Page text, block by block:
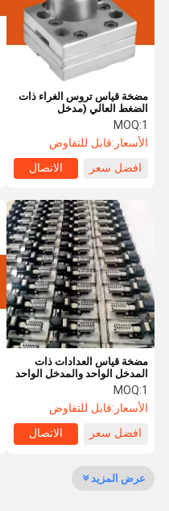
منزل المنتجات
ضبط الجودة اتصل بنا
مضخة تدوير المياه
مضخة قياس تروس الغراء ذات
الضغط العالي (مدخل
لجرعات السوائل الصناعية
MOQ:1
الأسعار:قابل للتفاوض
افضل سعر
الاتصال
مضخة قياس العدادات ذات
المدخل الواحد والمدخل الواحد
الذوبان الساخن والطلاء
MOQ:1
الأسعار:قابل للتفاوض
افضل سعر
الاتصال
عرض المزيد